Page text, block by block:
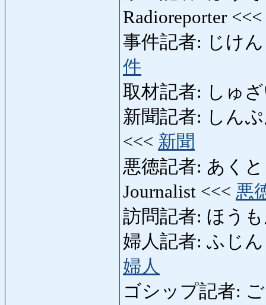
Radioreporter <<<
事件記者: じけ
件
取材記者: しゅ
新聞記者: しんぷ
<<< 新聞
悪徳記者: あくと
Journalist <<< 悪
訪問記者: ほう
婦人記者: ふじん
婦人
ゴシップ記者: